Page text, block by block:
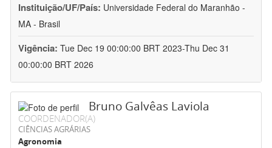
Instituição/UF/País: Universidade Federal do Maranhão -
MA - Brasil
Vigência: Tue Dec 19 00:00:00 BRT 2023-Thu Dec 31
00:00:00 BRT 2026
Bruno Galvêas Laviola
COORDENADOR(A)
CIÊNCIAS AGRÁRIAS
Agronomia